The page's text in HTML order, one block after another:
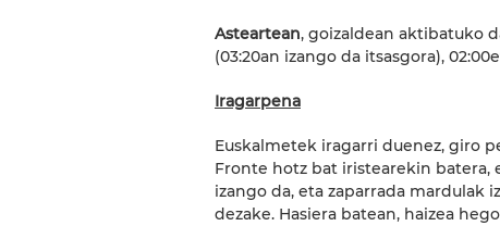
Asteartean, goizaldean aktibatuko
(03:20an izango da itsasgora),
Iragarpena
Euskalmetek iragarri duenez, giro
Fronte hotz bat iristearekin batera,
izango da, eta zaparrada mardulak
dezake. Hasiera batean, haizea